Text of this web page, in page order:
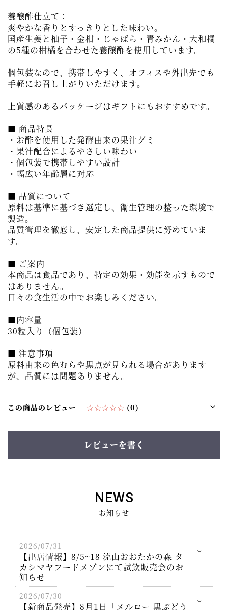
養醸酢仕立て：
爽やかな香りとすっきりとした味わい。
国産生姜と柚子・金柑・じゃばら・青みかん・大和橘
の5種の柑橘を合わせた養醸酢を使用しています。
個包装なので、携帯しやすく、オフィスや外出先でも
手軽にお召し上がりいただけます。
上質感のあるパッケージはギフトにもおすすめです。
■ 商品特長
・お酢を使用した発酵由来の果汁グミ
・果汁配合によるやさしい味わい
・個包装で携帯しやすい設計
・幅広い年齢層に対応
■ 品質について
原料は基準に基づき選定し、衛生管理の整った環境で
製造。
品質管理を徹底し、安定した商品提供に努めていま
す。
■ ご案内
本商品は食品であり、特定の効果・効能を示すもので
はありません。
日々の食生活の中でお楽しみください。
■内容量
30粒入り（個包装）
■ 注意事項
原料由来の色むらや黒点が見られる場合があります
が、品質には問題ありません。
この商品のレビュー ☆☆☆☆☆ (0)
レビューを書く
NEWS
お知らせ
2026/07/31
【出店情報】8/5~18 流山おおたかの森 タ
カシマヤフードメゾンにて試飲販売会のお
知らせ
2026/07/30
【新商品発売】8月1日「メルロー 黒ぶどう